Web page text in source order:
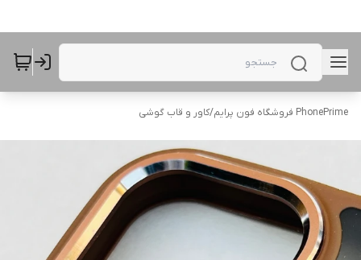
PhonePrime فروشگاه فون پرایم /کاور و قاب گوشی